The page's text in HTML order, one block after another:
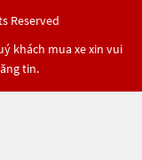
Reserved
khách mua xe xin vui
tin.